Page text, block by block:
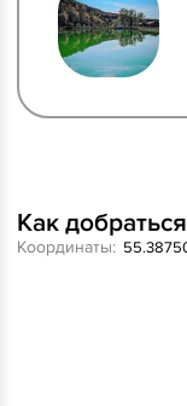
Координаты:
Как добраться